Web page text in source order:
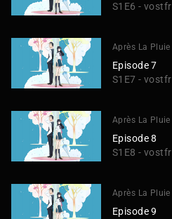
S1E6 - vostfr
Après La Pluie
Episode 7
S1E7 - vostfr
Après La Pluie
Episode 8
S1E8 - vostfr
Après La Pluie
Episode 9